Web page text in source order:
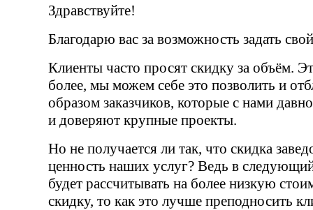
Здравствуйте!
Благодарю вас за возможность задать
Клиенты часто просят скидку за объём.
более, мы можем себе это позволить и
образом заказчиков, которые с нами
и доверяют крупные проекты.
Но не получается ли так, что скидка
ценность наших услуг? Ведь в следующий
будет рассчитывать на более низкую
скидку, то как это лучше преподносить